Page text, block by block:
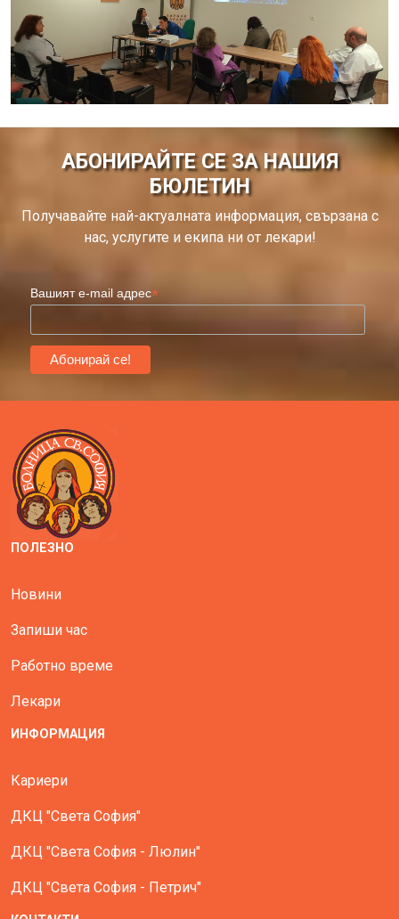
АБОНИРАЙТЕ СЕ ЗА НАШИЯ
БЮЛЕТИН
Получавайте най-актуалната информация, свързана с
нас, услугите и екипа ни от лекари!
Вашият e-mail адрес*
ПОЛЕЗНО
Новини
Запиши час
Работно време
Лекари
ИНФОРМАЦИЯ
Кариери
ДКЦ "Света София"
ДКЦ "Света София - Люлин"
ДКЦ "Света София - Петрич"